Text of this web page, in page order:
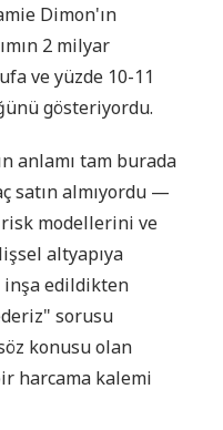
Dimon'ın
2 milyar
ve yüzde 10-11
gösteriyordu.
anlamı tam burada
satın almıyordu —
modellerini ve
altyapıya
inşa edildikten
sorusu
konusu olan
harcama kalemi